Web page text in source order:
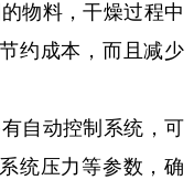
物料，干燥过程中
约成本，而且减少
自动控制系统，可
统压力等参数，确